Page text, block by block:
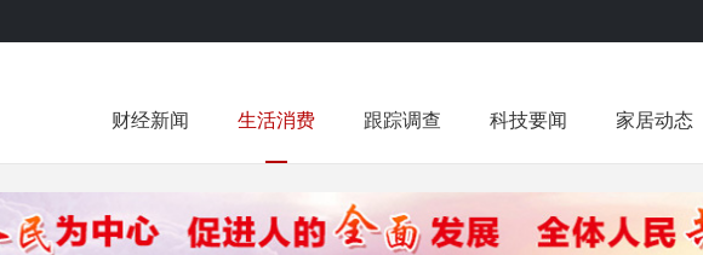
财经新闻 生活消费 跟踪调查 科技要闻 家居动态